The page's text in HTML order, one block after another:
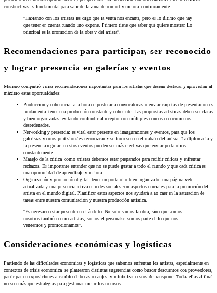
constructivas es fundamental para salir de la zona de confort y mejorar continuamente.
“Hablando con los artistas les digo que la venta nos encanta, pero es lo último que hay
que tener en cuenta cuando uno expone. Primero tiene que saber qué quiere mostrar. Lo
principal es la promoción de la obra y del artista”.
Recomendaciones para participar, ser reconocido
y lograr presencia en galerías y eventos
Mariano compartió varias recomendaciones importantes para los artistas que desean destacar y aprovechar al
máximo estas oportunidades:
Producción y coherencia: a la hora de postular a convocatorias o enviar carpetas de presentación es
fundamental tener una producción constante y coherente. Las propuestas artísticas deben ser claras
y bien organizadas, evitando confundir al receptor con múltiples correos o documentos
desordenados.
Networking y presencia: es vital estar presente en inauguraciones y eventos, para que los
galeristas y otros profesionales reconozcan y se interesen en el trabajo del artista. La diplomacia y
la presencia regular en estos eventos pueden ser más efectivas que enviar portafolios
constantemente.
Manejo de la crítica: como artistas debemos estar preparados para recibir críticas y enfrentar
rechazos. Es importante entender que no se puede gustar a todo el mundo y que cada crítica es
una oportunidad de aprendizaje y mejora.
Organización y promoción digital: tener un portafolio bien organizado, una página web
actualizada y una presencia activa en redes sociales son aspectos cruciales para la promoción del
artista en el mundo digital. Planificar estos aspectos nos ayudará a no caer en la saturación de
tareas entre nuestra comunicación y nuestra producción artística.
“Es necesario estar presente en el ámbito. No solo somos la obra, sino que somos
nosotros también como artistas, somos el personake, somos parte de lo que nos
vendemos y promocionamos”.
Consideraciones económicas y logísticas
Partiendo de las dificultades económicas y logísticas que sabemos enfrentan los artistas, especialmente en
contextos de crisis económica, se plantearon distintas sugerencias como buscar descuentos con proveedores,
participar en exposiciones a cambio de becas o canjes, y minimizar costos de transporte. Todas ellas al final
no son más que estrategias para gestionar mejor los recursos.